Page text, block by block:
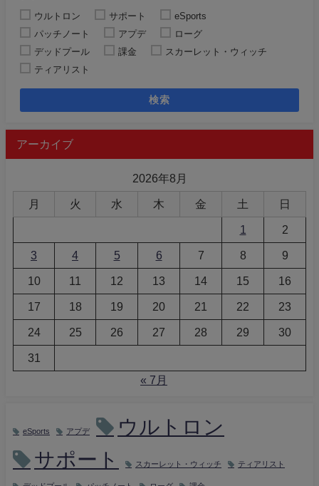
ウルトロン サポート
eSports
パッチノート
アプデ
ローグ
デッドプール
課金
スカーレット・ウィッチ
ティアリスト
検索
アーカイブ
2026年8月
月 火 水 木 金 土 日
1 2
3 4 5 6 7 8 9
10 11 12 13 14 15 16
17 18 19 20 21 22 23
24 25 26 27 28 29 30
31
« 7月
eSports アプデ
ウルトロン
サポート
スカーレット・ウィッチ ティアリスト